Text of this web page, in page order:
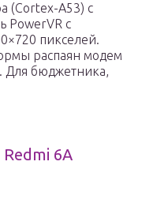
(Cortex-A53) с
PowerVR с
пикселей.
распаян модем
Для бюджетника,
6A